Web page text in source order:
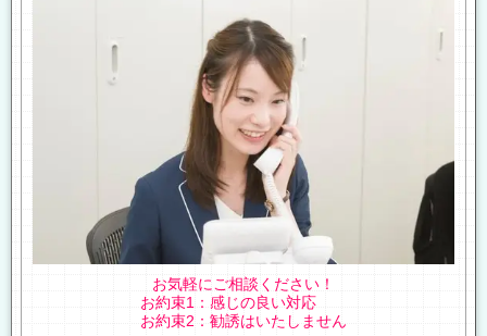
お気軽にご相談ください！
お約束1：感じの良い対応
お約束2：勧誘はいたしません